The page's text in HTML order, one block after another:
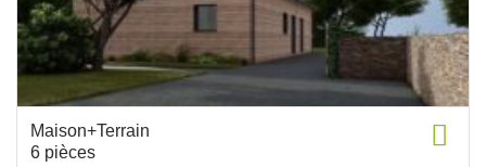
Maison+Terrain
6 pièces